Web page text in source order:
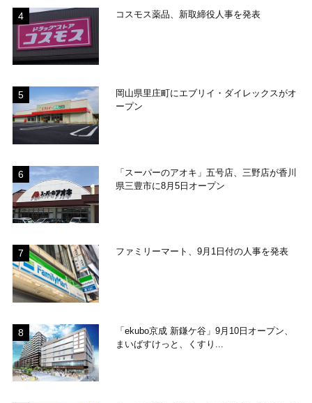
コスモス薬品、新取締役人事を発表
岡山県里庄町にエブリイ・ダイレックスがオ
ープン
「スーパーのアオキ」五号店、三野店が香川
県三豊市に8月5日オープン
ファミリーマート、9月1日付の人事を発表
「ekubo京成 新鎌ケ谷」9月10日オープン、
まいばすけっと、くすり...